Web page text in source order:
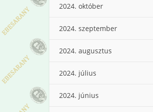
2024. október
2024. szeptember
2024. augusztus
2024. július
2024. június